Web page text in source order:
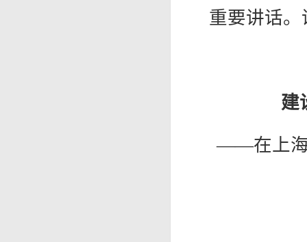
重要讲话
建
——在上海